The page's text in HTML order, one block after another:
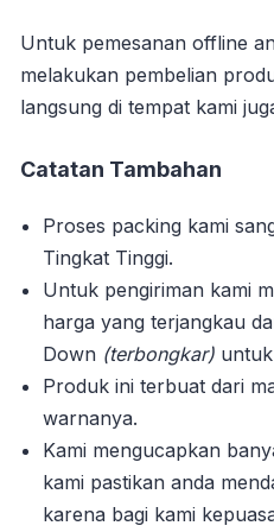
Untuk pemesanan offline
melakukan pembelian
langsung di tempat kami
Catatan Tambahan
Proses packing kami
Tingkat Tinggi.
Untuk pengiriman kami
harga yang terjangkau
Down (terbongkar)
Produk ini terbuat dari
warnanya.
Kami mengucapkan
kami pastikan anda
karena bagi kami